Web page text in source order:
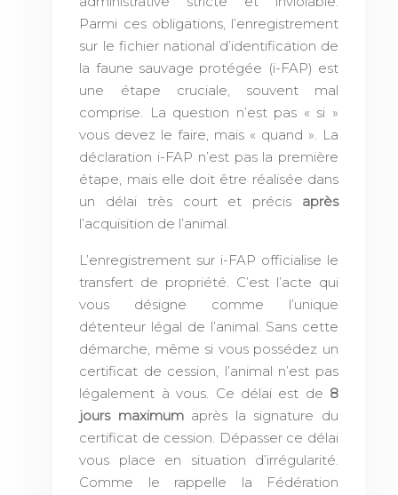
Parmi ces obligations, l’enregistrement
sur le fichier national d’identification de
la faune sauvage protégée (i-FAP) est
une étape cruciale, souvent mal
comprise. La question n’est pas « si »
vous devez le faire, mais « quand ». La
déclaration i-FAP n’est pas la première
étape, mais elle doit être réalisée dans
un délai très court et précis après
l’acquisition de l’animal.
L’enregistrement sur i-FAP officialise le
transfert de propriété. C’est l’acte qui
vous désigne comme l’unique
détenteur légal de l’animal. Sans cette
démarche, même si vous possédez un
certificat de cession, l’animal n’est pas
légalement à vous. Ce délai est de 8
jours maximumaprès la signature du
certificat de cession. Dépasser ce délai
vous place en situation d’irrégularité.
Comme le rappelle la Fédération